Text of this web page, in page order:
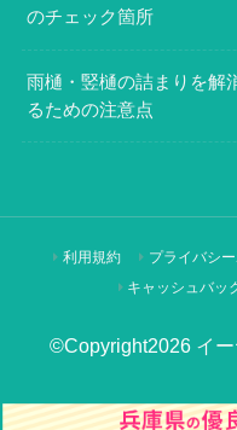
のチェック箇所
雨樋・竪樋の詰まりを解
るための注意点
利用規約 プライバシ
キャッシュバッ
©Copyright2026 イ